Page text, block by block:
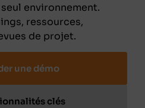
environnement.
ressources,
de projet.
une démo
clés